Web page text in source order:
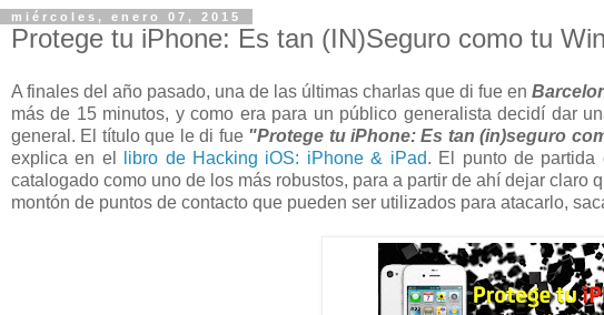
miércoles, enero 07, 2015
Protege tu iPhone: Es tan (IN)Seguro como tu
A finales del año pasado, una de las últimas charlas que di fue en
más de 15 minutos, y como era para un público generalista decidí dar
general. El título que le di fue "Protege tu iPhone: Es tan (in)seguro
explica en el
libro de Hacking iOS: iPhone & iPad. El punto de
catalogado como uno de los más robustos, para a partir de ahí dejar claro
montón de puntos de contacto que pueden ser utilizados para atacarlo,